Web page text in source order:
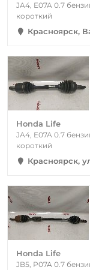
JA4, E07A 0.7
короткий
Красноярск,
Honda Life
JA4, E07A 0.7
короткий
Красноярск,
Honda Life
JB5, P07A 0.7